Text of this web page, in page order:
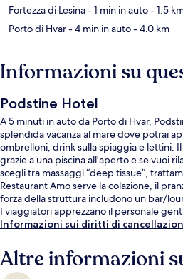
Fortezza di Lesina- 1 min in auto- 1.5
Porto di Hvar- 4 min in auto- 4.0 km
Informazioni su
Podstine Hotel
A 5 minuti in auto da Porto di Hvar,
splendida vacanza al mare dove potrai
ombrelloni, drink sulla spiaggia e lettini.
grazie a una piscina all'aperto e se vuoi
scegli tra massaggi “deep tissue”,
Restaurant Amo serve la colazione, il
forza della struttura includono un bar/
I viaggiatori apprezzano il personale
piedi del posto.
Informazioni sui diritti di
Altre informazioni